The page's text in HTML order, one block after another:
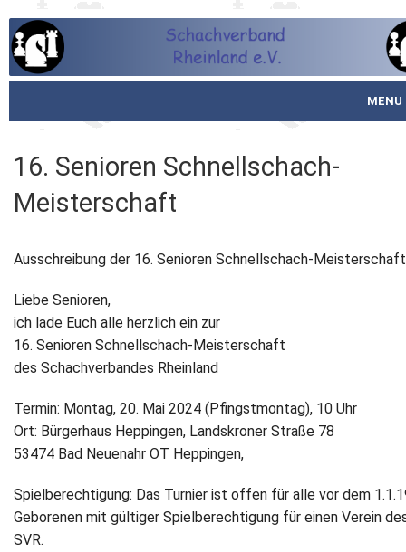
MENU
Schachjugend
Meistertafel
Fotos
Newsletter
Impressum
16. Senioren Schnellschach-
Meisterschaft
Ausschreibung der 16. Senioren Schnellschach-Meisterschaft
Liebe Senioren,
ich lade Euch alle herzlich ein zur
16. Senioren Schnellschach-Meisterschaft
des Schachverbandes Rheinland
Termin: Montag, 20. Mai 2024 (Pfingstmontag), 10 Uhr
Ort: Bürgerhaus Heppingen, Landskroner Straße 78
53474 Bad Neuenahr OT Heppingen,
Spielberechtigung: Das Turnier ist offen für alle vor dem
Geborenen mit gültiger Spielberechtigung für einen Verein
SVR.